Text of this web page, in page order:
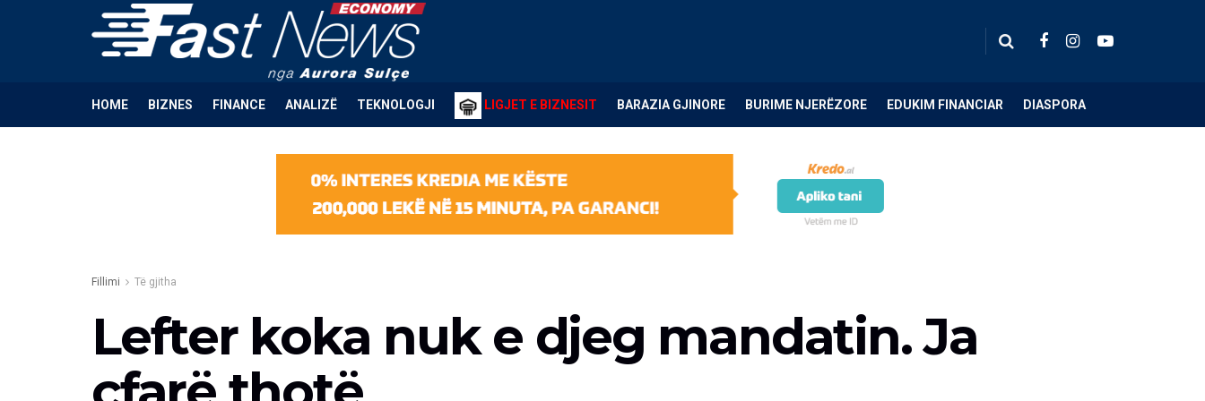
HOME BIZNES FINANCE ANALIZË TEKNOLOGJI LIGJET E BIZNESIT BARAZIA GJINORE BURIME NJERËZORE EDUKIM FINANCIAR DIASPORA
Fillimi Të gjitha
Lefter koka nuk e djeg mandatin. Ja